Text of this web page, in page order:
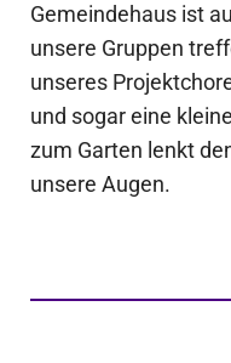
Gemeindehaus ist
unsere Gruppen
unseres
und sogar eine
zum Garten lenkt
unsere Augen.